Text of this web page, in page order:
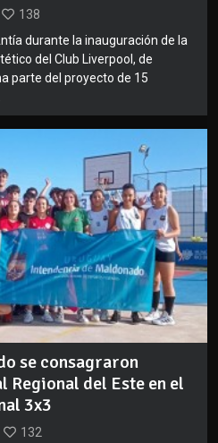
138
durante la inauguración de la
del Club Liverpool, de
parte del proyecto de 15
se consagraron
Regional del Este en el
3x3
132